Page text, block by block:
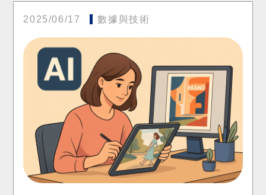
2025/06/17 數據與技術